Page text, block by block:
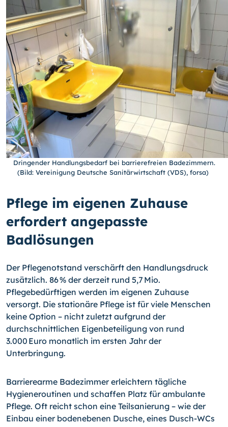
Dringender Handlungsbedarf bei barrierefreien Badezimmern.
(Bild: Vereinigung Deutsche Sanitärwirtschaft (VDS), forsa)
Pflege im eigenen Zuhause
erfordert angepasste
Badlösungen
Der Pflegenotstand verschärft den Handlungsdruck
zusätzlich. 86 % der derzeit rund 5,7 Mio.
Pflegebedürftigen werden im eigenen Zuhause
versorgt. Die stationäre Pflege ist für viele Menschen
keine Option – nicht zuletzt aufgrund der
durchschnittlichen Eigenbeteiligung von rund
3.000 Euro monatlich im ersten Jahr der
Unterbringung.
Barrierearme Badezimmer erleichtern tägliche
Hygieneroutinen und schaffen Platz für ambulante
Pflege. Oft reicht schon eine Teilsanierung – wie der
Einbau einer bodenebenen Dusche, eines Dusch-WCs